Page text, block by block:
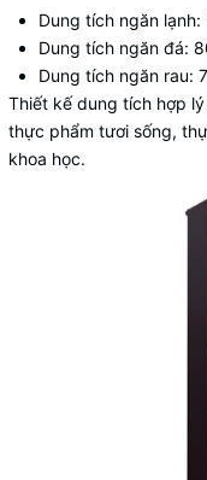
Dung tích ngăn lạnh:
Dung tích ngăn đá:
Dung tích ngăn rau:
Thiết kế dung tích hợp
thực phẩm tươi sống,
khoa học.